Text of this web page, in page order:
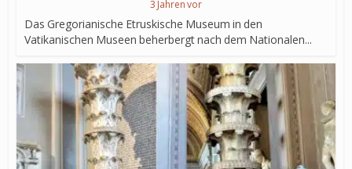
3 Jahren vor
Das Gregorianische Etruskische Museum in den
Vatikanischen Museen beherbergt nach dem Nationalen...